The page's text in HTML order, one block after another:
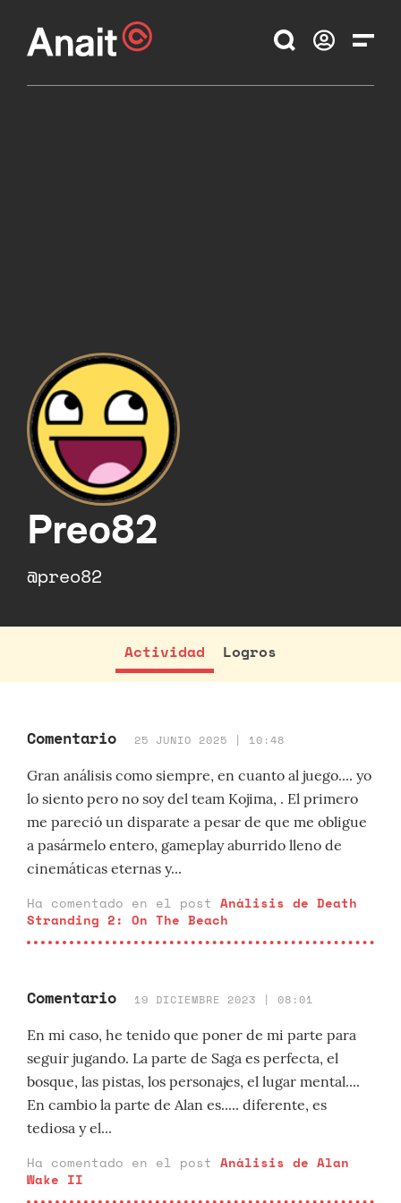
Preo82
@preo82
Actividad Logros
Comentario 25 JUNIO 2025 | 10:48
Gran análisis como siempre, en cuanto al juego.... yo
lo siento pero no soy del team Kojima, . El primero
me pareció un disparate a pesar de que me obligue
a pasármelo entero, gameplay aburrido lleno de
cinemáticas eternas y...
Ha comentado en el post Análisis de Death
Stranding 2: On The Beach
Comentario 19 DICIEMBRE 2023 | 08:01
En mi caso, he tenido que poner de mi parte para
seguir jugando. La parte de Saga es perfecta, el
bosque, las pistas, los personajes, el lugar mental....
En cambio la parte de Alan es..... diferente, es
tediosa y el...
Ha comentado en el post Análisis de Alan
Wake II